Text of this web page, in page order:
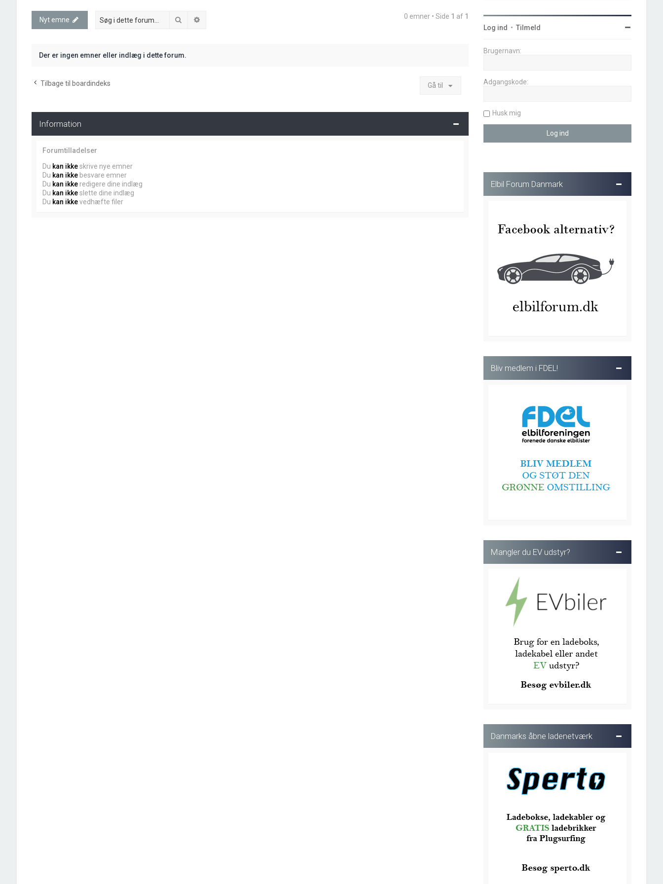
Nyt emne Søg 0 emner • Side 1 af 1
Der er ingen emner eller indlæg i dette forum.
Tilbage til boardindeks Gå til
Information
Forumtilladelser
Du kan ikkeskrive nye emner
Du kan ikkebesvare emner
Du kan ikkeredigere dine indlæg
Du kan ikkeslette dine indlæg
Du kan ikkevedhæfte filer
Log ind •Tilmeld
Brugernavn:
Adgangskode:
Husk mig
Elbil Forum Danmark
Bliv medlem i FDEL!
Mangler du EV udstyr?
Danmarks åbne ladenetværk